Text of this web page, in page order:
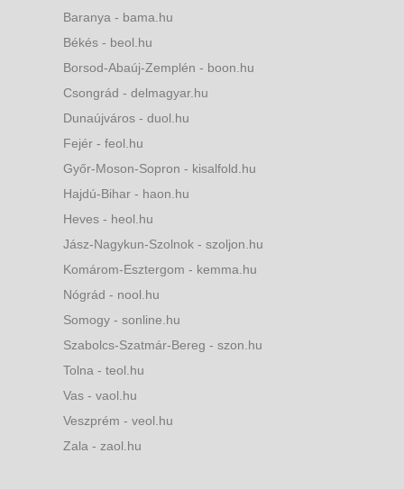
Baranya - bama.hu
Békés - beol.hu
Borsod-Abaúj-Zemplén - boon.hu
Csongrád - delmagyar.hu
Dunaújváros - duol.hu
Fejér - feol.hu
Győr-Moson-Sopron - kisalfold.hu
Hajdú-Bihar - haon.hu
Heves - heol.hu
Jász-Nagykun-Szolnok - szoljon.hu
Komárom-Esztergom - kemma.hu
Nógrád - nool.hu
Somogy - sonline.hu
Szabolcs-Szatmár-Bereg - szon.hu
Tolna - teol.hu
Vas - vaol.hu
Veszprém - veol.hu
Zala - zaol.hu